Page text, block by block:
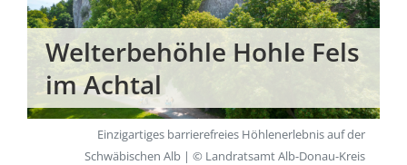
Welterbehöhle Hohle Fels
im Achtal
Einzigartiges barrierefreies Höhlenerlebnis auf der
Schwäbischen Alb | © Landratsamt Alb-Donau-Kreis